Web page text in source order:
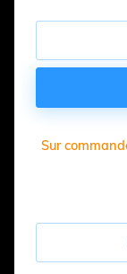
Sur